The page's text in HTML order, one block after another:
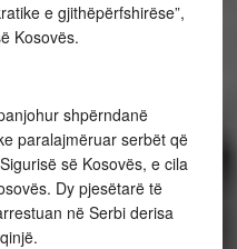
e gjithëpërfshirëse”,
Kosovës.
shpërndanë
paralajmëruar serbët që
së Kosovës, e cila
Dy pjesëtarë të
në Serbi derisa